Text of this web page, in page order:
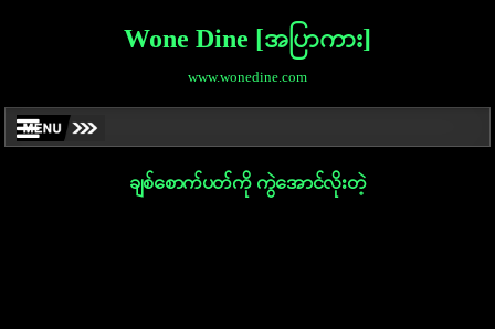
Wone Dine [အပြာကား]
www.wonedine.com
ချစ်စောက်ပတ်ကို ကွဲအောင်လိုးတဲ့